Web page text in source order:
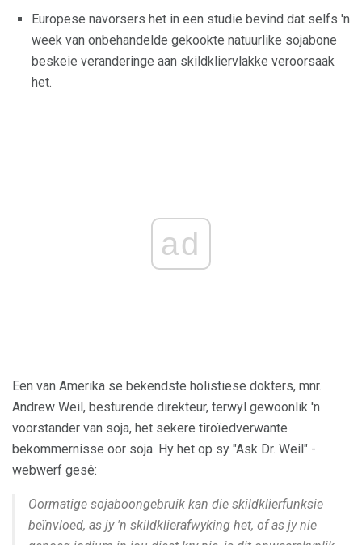
Europese navorsers het in een studie bevind dat selfs 'n
week van onbehandelde gekookte natuurlike sojabone
beskeie veranderinge aan skildkliervlakke veroorsaak
het.
ad
Een van Amerika se bekendste holistiese dokters, mnr.
Andrew Weil, besturende direkteur, terwyl gewoonlik 'n
voorstander van soja, het sekere tiroïedverwante
bekommernisse oor soja. Hy het op sy "Ask Dr. Weil" -
webwerf gesê:
Oormatige sojaboongebruik kan die skildklierfunksie
beïnvloed, as jy 'n skildklierafwyking het, of as jy nie